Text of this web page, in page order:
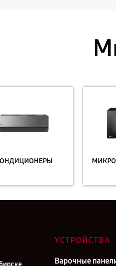
УСТРОЙСТВА
Варочные